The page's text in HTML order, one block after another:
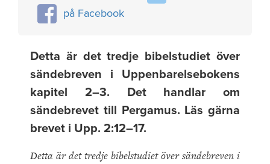
på Facebook
Detta är det tredje bibelstudiet över
sändebreven i Uppenbarelsebokens
kapitel 2–3. Det handlar om
sändebrevet till Pergamus. Läs gärna
brevet i Upp. 2:12–17.
Detta är det tredje bibelstudiet över sändebreven i